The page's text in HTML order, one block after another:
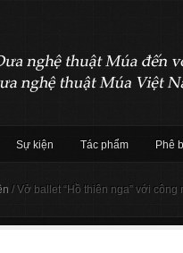
Sự kiện Tác phẩm Phê
/ Vở ballet “Hồ thiên nga” với